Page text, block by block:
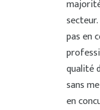
pas en
qualité
sans
en